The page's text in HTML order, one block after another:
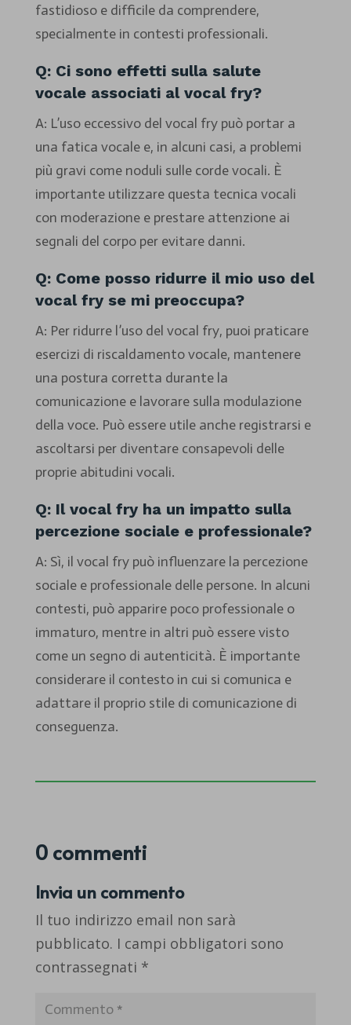
fastidioso e difficile da comprendere,
specialmente in contesti professionali.
Q: Ci sono effetti sulla salute
vocale associati al vocal fry?
A: L’uso eccessivo del vocal fry può portar a
una fatica vocale e, in alcuni casi, a problemi
più gravi come noduli sulle corde vocali. È
importante utilizzare questa tecnica vocali
con moderazione e prestare attenzione ai
segnali del corpo per evitare danni.
Q: Come posso ridurre il mio uso del
vocal fry se mi preoccupa?
A: Per ridurre l’uso del vocal fry, puoi praticare
esercizi di riscaldamento vocale, mantenere
una postura corretta durante la
comunicazione e lavorare sulla modulazione
della voce. Può essere utile anche registrarsi e
ascoltarsi per diventare consapevoli delle
proprie abitudini vocali.
Q: Il vocal fry ha un impatto sulla
percezione sociale e professionale?
A: Sì, il vocal fry può influenzare la percezione
sociale e professionale delle persone. In alcuni
contesti, può apparire poco professionale o
immaturo, mentre in altri può essere visto
come un segno di autenticità. È importante
considerare il contesto in cui si comunica e
adattare il proprio stile di comunicazione di
conseguenza.
0 commenti
Invia un commento
Il tuo indirizzo email non sarà
pubblicato. I campi obbligatori sono
contrassegnati *